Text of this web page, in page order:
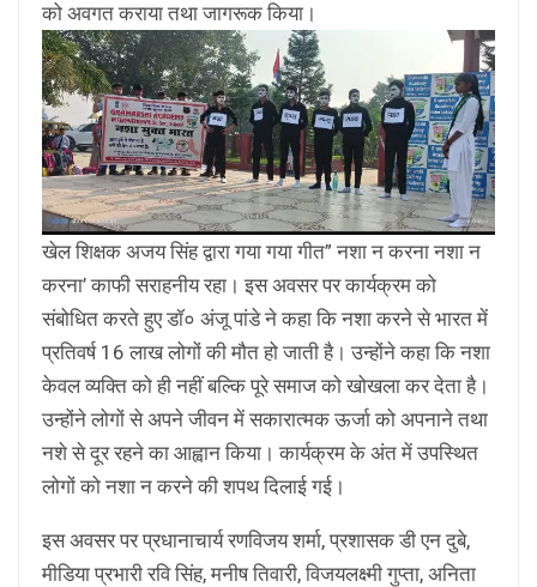
को अवगत कराया तथा जागरूक किया।
खेल शिक्षक अजय सिंह द्वारा गया गया गीत” नशा न करना नशा न
करना’ काफी सराहनीय रहा। इस अवसर पर कार्यक्रम को
संबोधित करते हुए डॉ० अंजू पांडे ने कहा कि नशा करने से भारत में
प्रतिवर्ष 16 लाख लोगों की मौत हो जाती है। उन्होंने कहा कि नशा
केवल व्यक्ति को ही नहीं बल्कि पूरे समाज को खोखला कर देता है।
उन्होंने लोगों से अपने जीवन में सकारात्मक ऊर्जा को अपनाने तथा
नशे से दूर रहने का आह्वान किया। कार्यक्रम के अंत में उपस्थित
लोगों को नशा न करने की शपथ दिलाई गई।
इस अवसर पर प्रधानाचार्य रणविजय शर्मा, प्रशासक डी एन दुबे,
मीडिया प्रभारी रवि सिंह, मनीष तिवारी, विजयलक्ष्मी गुप्ता, अनिता